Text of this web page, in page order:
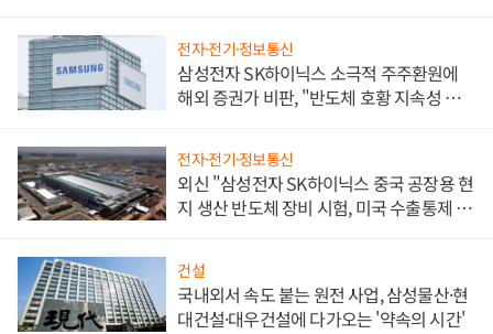
전자·전기·정보통신
삼성전자 SK하이닉스 소극적 주주환원에
해외 증권가 비판, "반도체 호황 지속성 의
전자·전기·정보통신
외신 "삼성전자 SK하이닉스 중국 공장용 현
지 생산 반도체 장비 시험, 미국 수출통제 대
건설
국내외서 속도 붙는 원전 사업, 삼성물산·현
대건설·대우건설에 다가오는 '약속의 시간'